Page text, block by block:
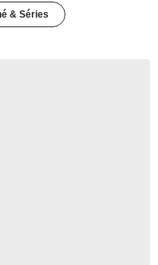
& Séries